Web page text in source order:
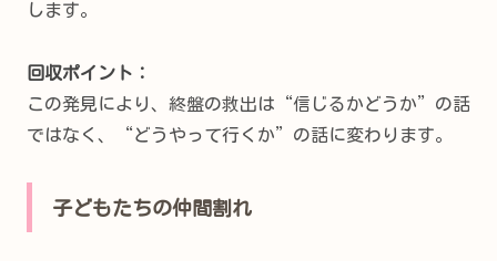
します。
回収ポイント：
この発見により、終盤の救出は“信じるかどうか”の話
ではなく、“どうやって行くか”の話に変わります。
子どもたちの仲間割れ